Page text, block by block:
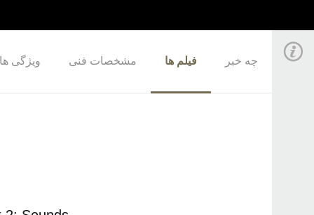
ویژگی مشخصات فنی فیلم ها چه خبر